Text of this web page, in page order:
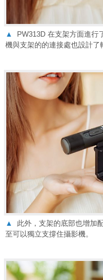
▲
PW313D 在支架方面進行
機與支架的的連接處也設計了
▲
此外，支架的底部也增加
至可以獨立支撐住攝影機。